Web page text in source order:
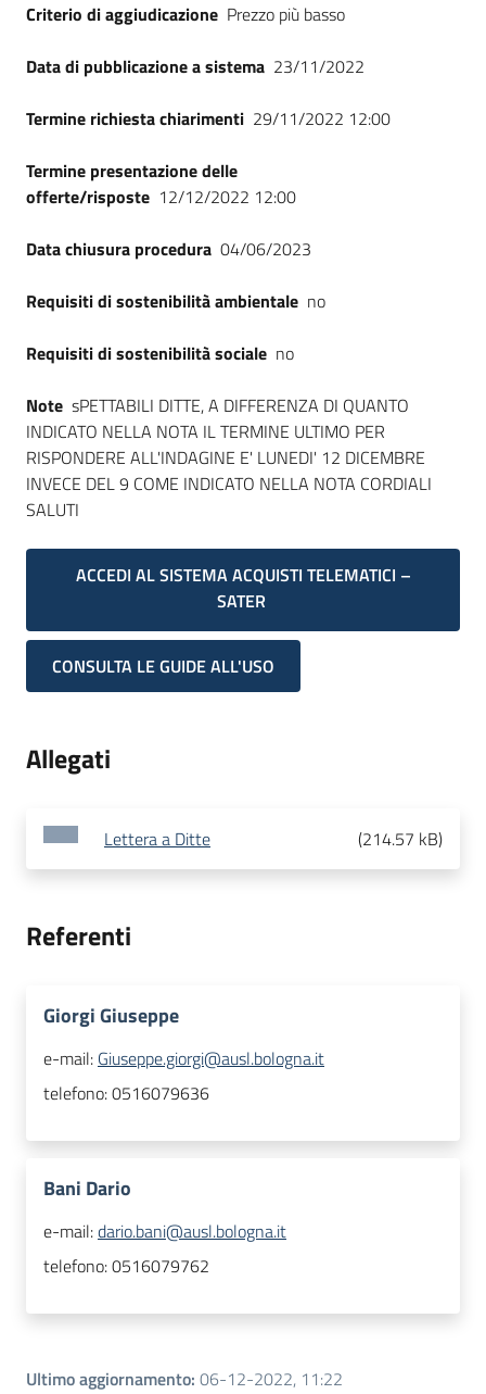
Criterio di aggiudicazione Prezzo più basso
Data di pubblicazione a sistema 23/11/2022
Termine richiesta chiarimenti 29/11/2022 12:00
Termine presentazione delle
offerte/risposte 12/12/2022 12:00
Data chiusura procedura 04/06/2023
Requisiti di sostenibilità ambientale no
Requisiti di sostenibilità sociale no
Note sPETTABILI DITTE, A DIFFERENZA DI QUANTO
INDICATO NELLA NOTA IL TERMINE ULTIMO PER
RISPONDERE ALL'INDAGINE E' LUNEDI' 12 DICEMBRE
INVECE DEL 9 COME INDICATO NELLA NOTA CORDIALI
SALUTI
ACCEDI AL SISTEMA ACQUISTI TELEMATICI –
SATER
CONSULTA LE GUIDE ALL'USO
Allegati
Lettera a Ditte (214.57 kB)
Referenti
Giorgi Giuseppe
e-mail: Giuseppe.giorgi@ausl.bologna.it
telefono:0516079636
Bani Dario
e-mail:dario.bani@ausl.bologna.it
telefono:0516079762
Ultimo aggiornamento: 06-12-2022, 11:22